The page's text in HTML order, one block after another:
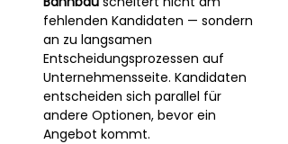
fehlenden Kandidaten — sondern
an zu langsamen
Entscheidungsprozessen auf
Unternehmensseite. Kandidaten
entscheiden sich parallel für
andere Optionen, bevor ein
Angebot kommt.